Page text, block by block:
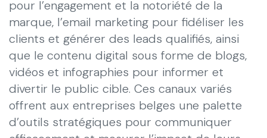
pour l’engagement et la notoriété de la
marque, l’email marketing pour fidéliser les
clients et générer des leads qualifiés, ainsi
que le contenu digital sous forme de blogs,
vidéos et infographies pour informer et
divertir le public cible. Ces canaux variés
offrent aux entreprises belges une palette
d’outils stratégiques pour communiquer